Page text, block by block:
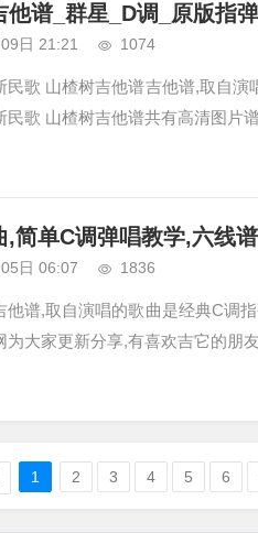
谱_群星_D调_原版指
日 21:21 1074
民歌 山楂树吉他谱吉他谱,取自
民歌 山楂树吉他谱共有高清图片
简单C调弹唱教学,六线
日 06:07 1836
他谱,取自演唱的歌曲是经典C调
为大家更新分享,有喜欢吉它的朋
1 2 3 4 5 6